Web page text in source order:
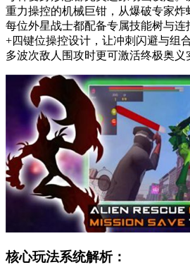
重力操控的机械巨钳，从爆破专家炸
每位外星战士都配备专属技能树与
+四键位操控设计，让冲刺闪避与组
多波次敌人围攻时更可激活终极奥义
核心玩法系统解析：